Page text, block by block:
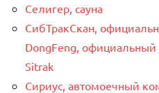
Селигер, сауна
СибТракСкан,
DongFeng, официальный
Sitrak
Сириус, автомоечный